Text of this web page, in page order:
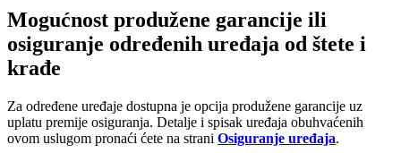
Mogućnost produžene garancije ili
osiguranje određenih uređaja od štete i
krađe
Za određene uređaje dostupna je opcija produžene garancije uz
uplatu premije osiguranja. Detalje i spisak uređaja obuhvaćenih
ovom uslugom pronaći ćete na strani Osiguranje uređaja.